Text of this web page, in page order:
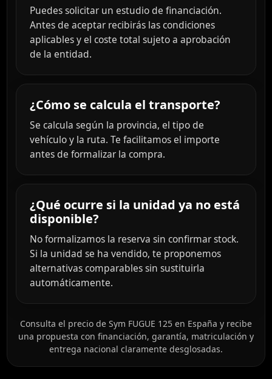
Puedes solicitar un estudio de financiación.
Antes de aceptar recibirás las condiciones
aplicables y el coste total sujeto a aprobación
de la entidad.
¿Cómo se calcula el transporte?
Se calcula según la provincia, el tipo de
vehículo y la ruta. Te facilitamos el importe
antes de formalizar la compra.
¿Qué ocurre si la unidad ya no está
disponible?
No formalizamos la reserva sin confirmar stock.
Si la unidad se ha vendido, te proponemos
alternativas comparables sin sustituirla
automáticamente.
Consulta el precio de Sym FUGUE 125 en España y recibe
una propuesta con financiación, garantía, matriculación y
entrega nacional claramente desglosadas.